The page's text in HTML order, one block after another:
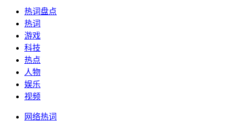
热词盘点
热词
游戏
科技
热点
人物
娱乐
视频
网络热词